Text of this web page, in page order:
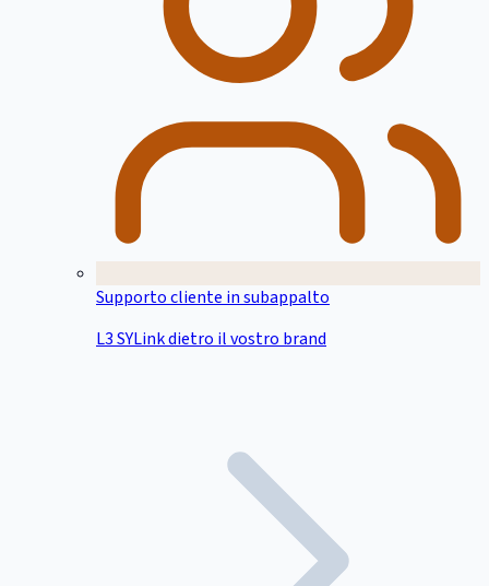
Supporto cliente in subappalto
L3 SYLink dietro il vostro brand